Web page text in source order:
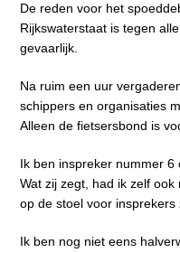
De reden voor het
Rijkswaterstaat is tegen
gevaarlijk.
Na ruim een uur
schippers en organisaties
Alleen de fietsersbond is
Ik ben inspreker nummer
Wat zij zegt, had ik zelf
op de stoel voor insprekers
Ik ben nog niet eens